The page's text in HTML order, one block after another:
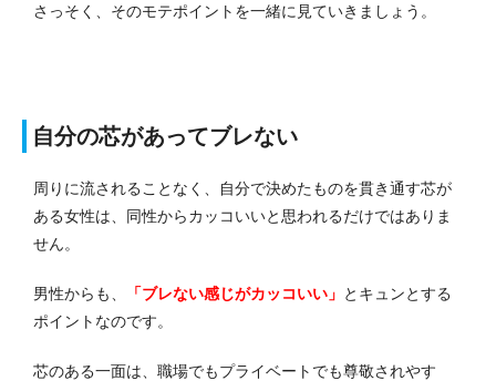
さっそく、そのモテポイントを一緒に見ていきましょう。
自分の芯があってブレない
周りに流されることなく、自分で決めたものを貫き通す芯が
ある女性は、同性からカッコいいと思われるだけではありま
せん。
男性からも、 「ブレない感じがカッコいい」 とキュンとする
ポイントなのです。
芯のある一面は、職場でもプライベートでも尊敬されやす